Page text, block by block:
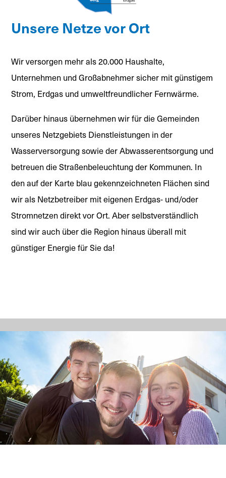
Unsere Netze vor Ort
Wir versorgen mehr als 20.000 Haushalte,
Unternehmen und Großabnehmer sicher mit günstigem
Strom, Erdgas und umweltfreundlicher Fernwärme.
Darüber hinaus übernehmen wir für die Gemeinden
unseres Netzgebiets Dienstleistungen in der
Wasserversorgung sowie der Abwasserentsorgung und
betreuen die Straßenbeleuchtung der Kommunen. In
den auf der Karte blau gekennzeichneten Flächen sind
wir als Netzbetreiber mit eigenen Erdgas- und/oder
Stromnetzen direkt vor Ort. Aber selbstverständlich
sind wir auch über die Region hinaus überall mit
günstiger Energie für Sie da!